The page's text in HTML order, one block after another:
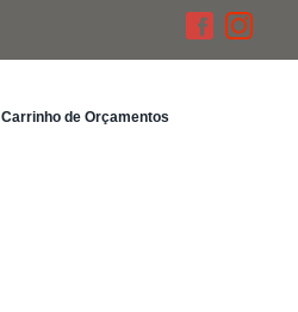
Carrinho de Orçamentos